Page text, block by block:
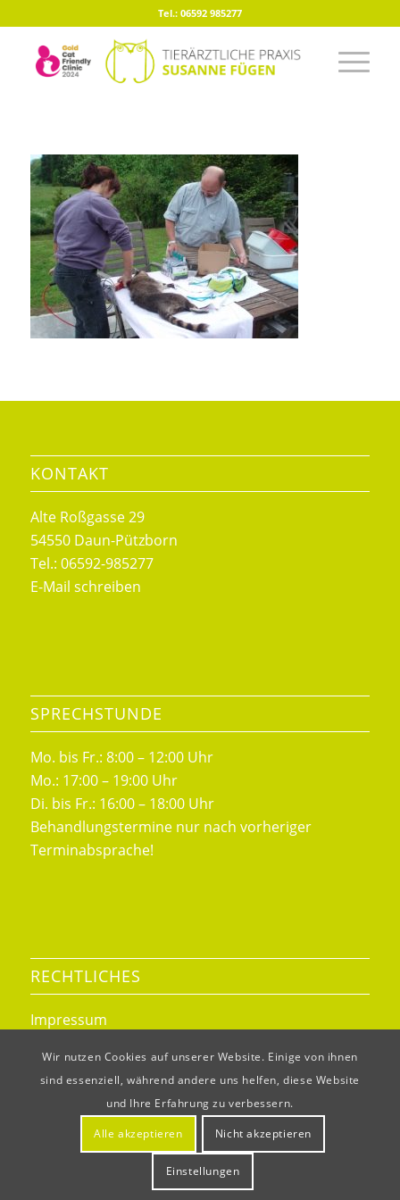
Tel.: 06592 985277
KONTAKT
Alte Roßgasse 29
54550 Daun-Pützborn
Tel.: 06592-985277
E-Mail schreiben
SPRECHSTUNDE
Mo. bis Fr.: 8:00 – 12:00 Uhr
Mo.: 17:00 – 19:00 Uhr
Di. bis Fr.: 16:00 – 18:00 Uhr
Behandlungstermine nur nach vorheriger
Terminabsprache!
RECHTLICHES
Impressum
Wir nutzen Cookies auf unserer Website. Einige von ihnen
sind essenziell, während andere uns helfen, diese Website
und Ihre Erfahrung zu verbessern.
Alle akzeptieren Nicht akzeptieren
Einstellungen